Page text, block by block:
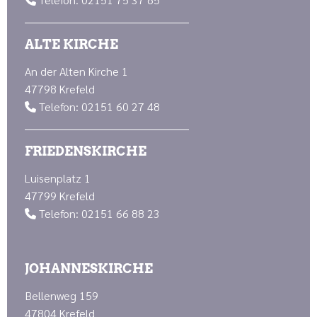
ALTE KIRCHE
An der Alten Kirche 1
47798 Krefeld
 Telefon: 02151 60 27 48
FRIEDENSKIRCHE
Luisenplatz 1
47799 Krefeld
 Telefon: 02151 66 88 23
JOHANNESKIRCHE
Bellenweg 159
47804 Krefeld